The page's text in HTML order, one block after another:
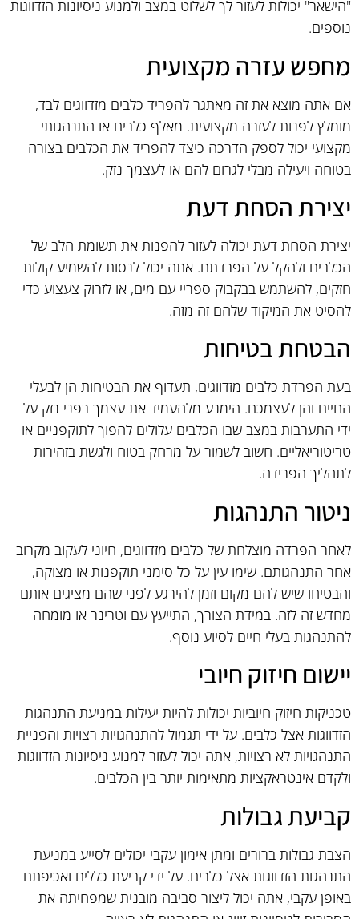
"הישאר" יכולות לעזור לך לשלוט במצב ולמנוע ניסיונות הזדווגות
נוספים.
מחפש עזרה מקצועית
אם אתה מוצא את זה מאתגר להפריד כלבים מזדווגים לבד,
מומלץ לפנות לעזרה מקצועית. מאלף כלבים או התנהגותי
מקצועי יכול לספק הדרכה כיצד להפריד את הכלבים בצורה
בטוחה ויעילה מבלי לגרום להם או לעצמך נזק.
יצירת הסחת דעת
יצירת הסחת דעת יכולה לעזור להפנות את תשומת הלב של
הכלבים ולהקל על הפרדתם. אתה יכול לנסות להשמיע קולות
חזקים, להשתמש בבקבוק ספריי עם מים, או לזרוק צעצוע כדי
להסיט את המיקוד שלהם זה מזה.
הבטחת בטיחות
בעת הפרדת כלבים מזדווגים, תעדוף את הבטיחות הן לבעלי
החיים והן לעצמכם. הימנע מלהעמיד את עצמך בפני נזק על
ידי התערבות במצב שבו הכלבים עלולים להפוך לתוקפניים או
טריטוריאליים. חשוב לשמור על מרחק בטוח ולגשת בזהירות
לתהליך הפרידה.
ניטור התנהגות
לאחר הפרדה מוצלחת של כלבים מזדווגים, חיוני לעקוב מקרוב
אחר התנהגותם. שימו עין על כל סימני תוקפנות או מצוקה,
והבטיחו שיש להם מקום וזמן להירגע לפני שהם מציגים אותם
מחדש זה לזה. במידת הצורך, התייעץ עם וטרינר או מומחה
להתנהגות בעלי חיים לסיוע נוסף.
יישום חיזוק חיובי
טכניקות חיזוק חיוביות יכולות להיות יעילות במניעת התנהגות
הזדווגות אצל כלבים. על ידי תגמול להתנהגויות רצויות והפניית
התנהגויות לא רצויות, אתה יכול לעזור למנוע ניסיונות הזדווגות
ולקדם אינטראקציות מתאימות יותר בין הכלבים.
קביעת גבולות
הצבת גבולות ברורים ומתן אימון עקבי יכולים לסייע במניעת
התנהגות הזדווגות אצל כלבים. על ידי קביעת כללים ואכיפתם
באופן עקבי, אתה יכול ליצור סביבה מובנית שמפחיתה את